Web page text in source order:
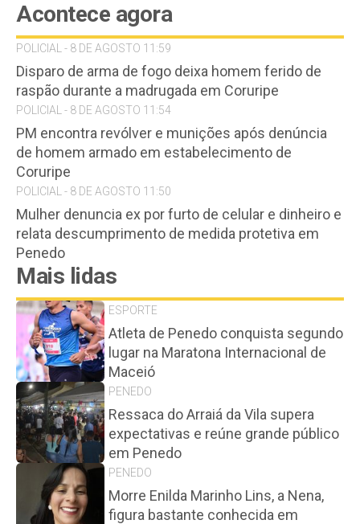
Acontece agora
POLICIAL - 8 DE AGOSTO 11:59
Disparo de arma de fogo deixa homem ferido de
raspão durante a madrugada em Coruripe
POLICIAL - 8 DE AGOSTO 11:54
PM encontra revólver e munições após denúncia
de homem armado em estabelecimento de
Coruripe
POLICIAL - 8 DE AGOSTO 11:50
Mulher denuncia ex por furto de celular e dinheiro e
relata descumprimento de medida protetiva em
Penedo
Mais lidas
ESPORTE
Atleta de Penedo conquista segundo
lugar na Maratona Internacional de
Maceió
PENEDO
Ressaca do Arraiá da Vila supera
expectativas e reúne grande público
em Penedo
PENEDO
Morre Enilda Marinho Lins, a Nena,
figura bastante conhecida em